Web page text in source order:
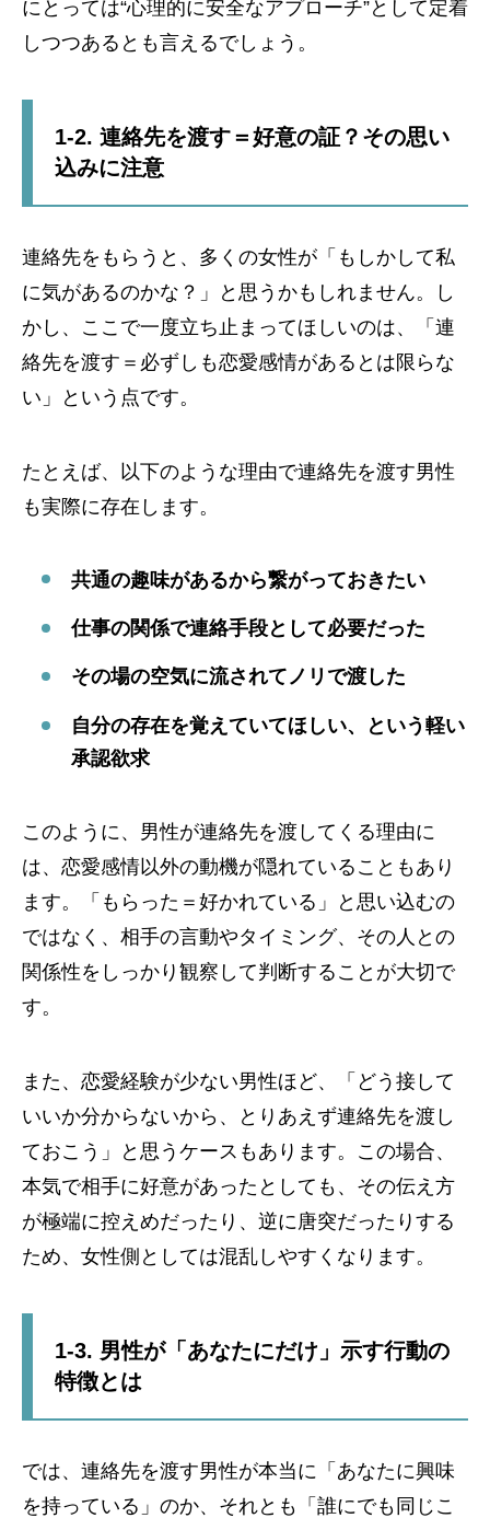
にとっては“心理的に安全なアプローチ”として定着
しつつあるとも言えるでしょう。
1-2. 連絡先を渡す＝好意の証？その思い
込みに注意
連絡先をもらうと、多くの女性が「もしかして私
に気があるのかな？」と思うかもしれません。し
かし、ここで一度立ち止まってほしいのは、「連
絡先を渡す＝必ずしも恋愛感情があるとは限らな
い」という点です。
たとえば、以下のような理由で連絡先を渡す男性
も実際に存在します。
共通の趣味があるから繋がっておきたい
仕事の関係で連絡手段として必要だった
その場の空気に流されてノリで渡した
自分の存在を覚えていてほしい、という軽い
承認欲求
このように、男性が連絡先を渡してくる理由に
は、恋愛感情以外の動機が隠れていることもあり
ます。「もらった＝好かれている」と思い込むの
ではなく、相手の言動やタイミング、その人との
関係性をしっかり観察して判断することが大切で
す。
また、恋愛経験が少ない男性ほど、「どう接して
いいか分からないから、とりあえず連絡先を渡し
ておこう」と思うケースもあります。この場合、
本気で相手に好意があったとしても、その伝え方
が極端に控えめだったり、逆に唐突だったりする
ため、女性側としては混乱しやすくなります。
1-3. 男性が「あなたにだけ」示す行動の
特徴とは
では、連絡先を渡す男性が本当に「あなたに興味
を持っている」のか、それとも「誰にでも同じこ